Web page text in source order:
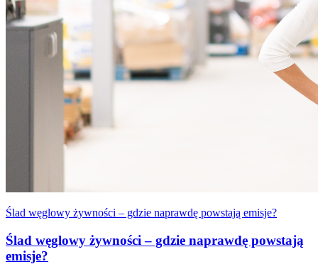
Ślad węglowy żywności – gdzie naprawdę powstają emisje?
Ślad węglowy żywności – gdzie naprawdę powstają
emisje?